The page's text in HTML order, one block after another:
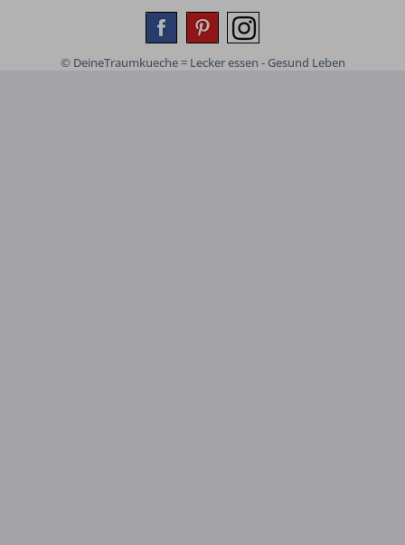
© DeineTraumkueche = Lecker essen - Gesund Leben